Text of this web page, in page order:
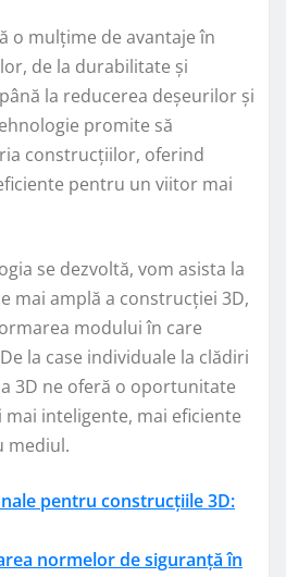
o mulțime de avantaje în
de la durabilitate și
la reducerea deșeurilor și
promite să
construcțiilor, oferind
pentru un viitor mai
se dezvoltă, vom asista la
mai amplă a construcției 3D,
modului în care
la case individuale la clădiri
3D ne oferă o oportunitate
mai inteligente, mai eficiente
mediul.
pentru construcțiile 3D:
normelor de siguranță în